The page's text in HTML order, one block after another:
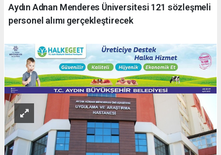
Aydın Adnan Menderes Üniversitesi 121 sözleşmeli
personel alımı gerçekleştirecek